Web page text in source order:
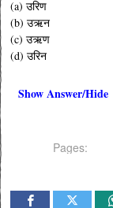
(a) उरिण
(b) उऋन
(c) उऋण
(d) उरिन
Show Answer/Hide
Pages: